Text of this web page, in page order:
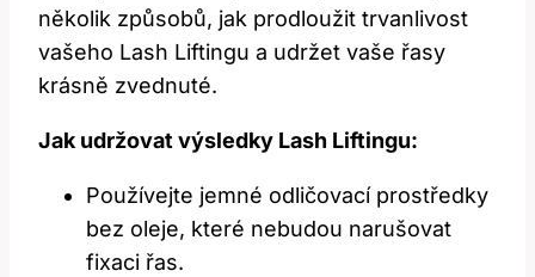
několik​ způsobů, jak prodloužit trvanlivost
vašeho ‌Lash Liftingu ‌a udržet vaše řasy
krásně zvednuté.
Jak udržovat výsledky Lash Liftingu:
Používejte jemné odličovací prostředky
bez oleje, které nebudou narušovat⁤
fixaci řas.